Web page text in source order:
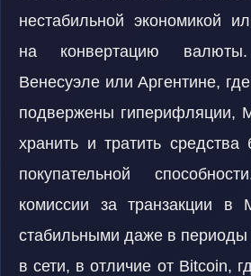
нестабильной экономикой
на конвертацию
Венесуэле или Аргентине,
подвержены гиперифляции,
хранить и тратить средства
покупательной
комиссии за транзакции в
стабильными даже в периоды
в сети, в отличие от Bitcoin,